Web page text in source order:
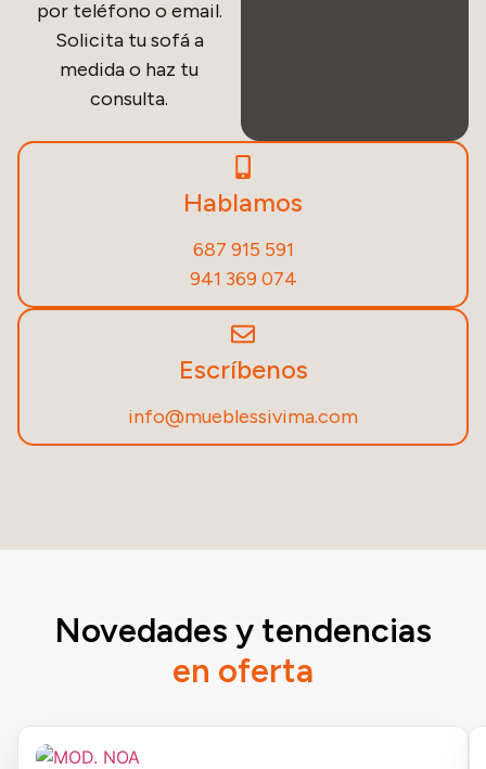
por teléfono o email.
Solicita tu sofá a
medida o haz tu
consulta.
Hablamos
687 915 591
941 369 074
Escríbenos
info@mueblessivima.com
Novedades y tendencias
en oferta